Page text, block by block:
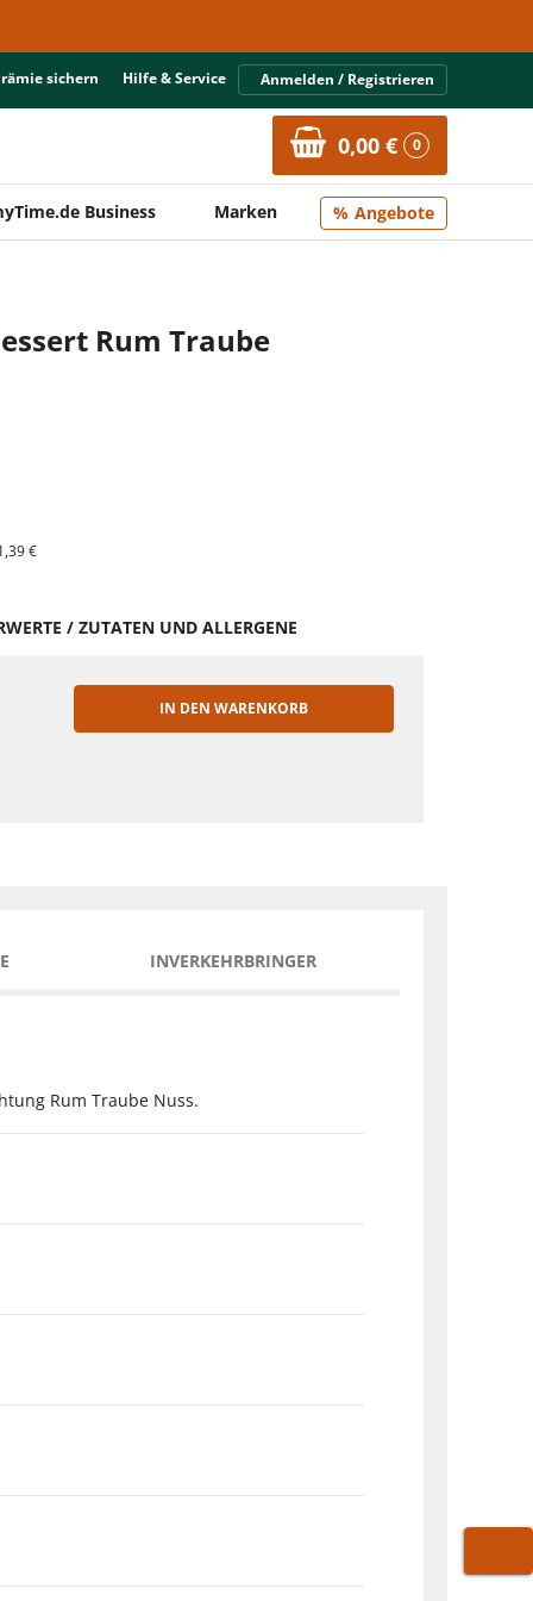
sichern Hilfe & Service Anmelden / Registrieren
0,00 € 0
Business Marken Angebote
Rum Traube
€
/ ZUTATEN UND ALLERGENE
IN DEN WARENKORB
INVERKEHRBRINGER
Rum Traube Nuss.